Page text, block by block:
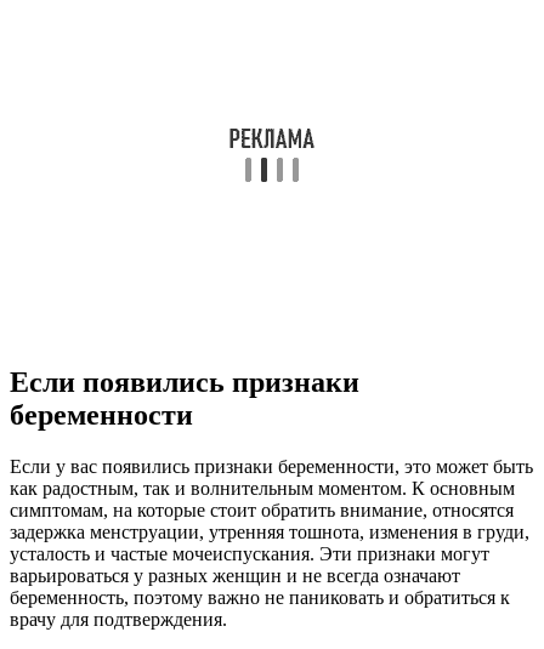
Если появились признаки
беременности
Если у вас появились признаки беременности, это может быть
как радостным, так и волнительным моментом. К основным
симптомам, на которые стоит обратить внимание, относятся
задержка менструации, утренняя тошнота, изменения в груди,
усталость и частые мочеиспускания. Эти признаки могут
варьироваться у разных женщин и не всегда означают
беременность, поэтому важно не паниковать и обратиться к
врачу для подтверждения.